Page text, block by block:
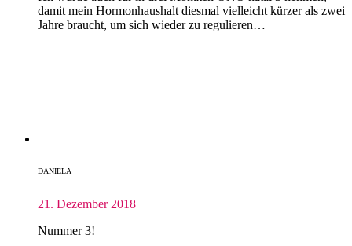
damit mein Hormonhaushalt diesmal vielleicht kürzer als zwei
Jahre braucht, um sich wieder zu regulieren…
DANIELA
21. Dezember 2018
Nummer 3!